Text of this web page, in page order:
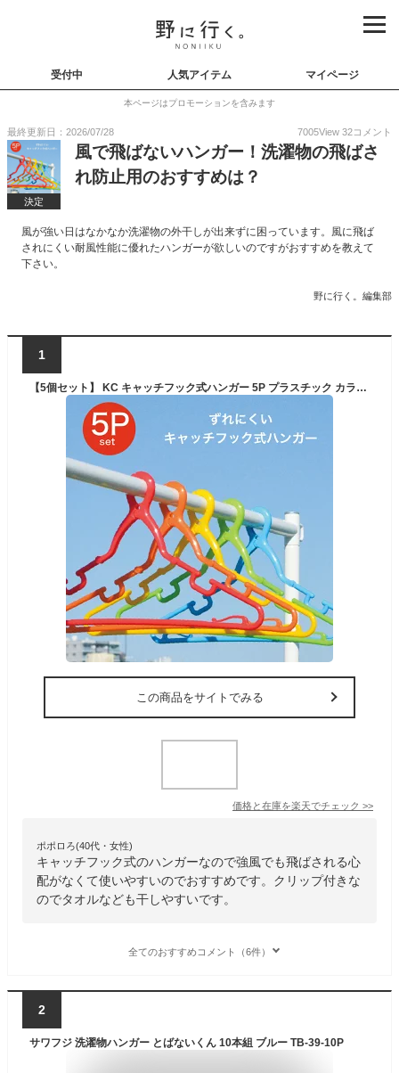
受付中 人気アイテム マイページ
本ページはプロモーションを含みます
最終更新日：2026/07/28 7005View 32コメント
決定
風で飛ばないハンガー！洗濯物の飛ばさ
れ防止用のおすすめは？
風が強い日はなかなか洗濯物の外干しが出来ずに困っています。風に飛ば
されにくい耐風性能に優れたハンガーが欲しいのですがおすすめを教えて
下さい。
野に行く。編集部
1
【5個セット】 KC キャッチフック式ハンガー 5P プラスチック カラフル 洗濯 ハンガーセット 物干しハンガー 洗濯ハンガー 物干し 洗濯用品 洗濯物 固定 飛ばない シャツ tシャツ タンクトップ スカート 洗濯グッズ ランドリーグッズ おしゃれ
この商品をサイトでみる
価格と在庫を楽天でチェック >>
ポポロろ(40代・女性)
キャッチフック式のハンガーなので強風でも飛ばされる心
配がなくて使いやすいのでおすすめです。クリップ付きな
のでタオルなども干しやすいです。
全てのおすすめコメント（6件）
2
サワフジ 洗濯物ハンガー とばないくん 10本組 ブルー TB-39-10P